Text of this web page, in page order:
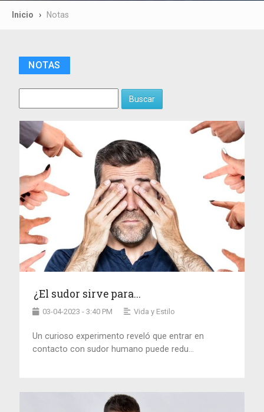
Inicio Notas
NOTAS
Buscar
¿El sudor sirve para...
03-04-2023 - 3:40 PM Vida y Estilo
Un curioso experimento reveló que entrar en
contacto con sudor humano puede redu...